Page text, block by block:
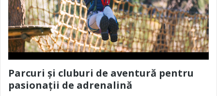
Parcuri și cluburi de aventură pentru
pasionații de adrenalină